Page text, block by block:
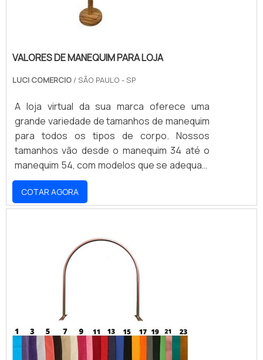
VALORES DE MANEQUIM PARA LOJA
LUCI COMERCIO / SÃO PAULO - SP
A loja virtual da sua marca oferece uma
grande variedade de tamanhos de manequim
para todos os tipos de corpo. Nossos
tamanhos vão desde o manequim 34 até o
manequim 54, com modelos que se adequam
a todos os estilos e ocasiões. Nossos
produtos são fabricados com materiais de
alta qualidade e resistência, garantindo
oportunidade de encontrar o manequim ideal
para você e aproveite nossos preços
acessíveis.
COTAR AGORA